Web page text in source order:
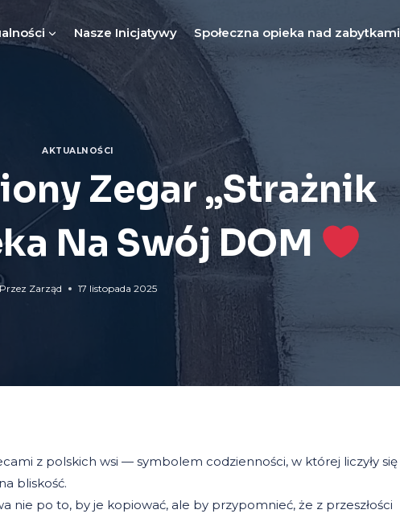
Nasze Inicjatywy Społeczna opieka nad zabytkami
AKTUALNOŚCI
Zegar „Strażnik
Na Swój DOM
Zarząd 17 listopada 2025
z polskich wsi — symbolem codzienności, w której liczyły się
bliskość.
nie po to, by je kopiować, ale by przypomnieć, że z przeszłości